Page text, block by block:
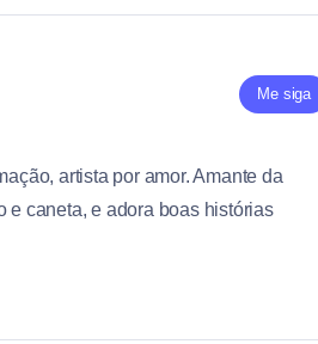
Me siga
artista por amor. Amante da
e caneta, e adora boas histórias